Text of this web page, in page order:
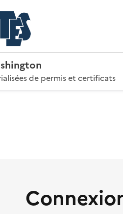
de permis et certificats